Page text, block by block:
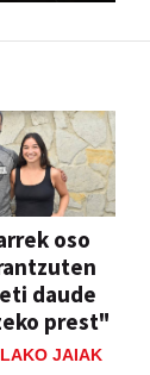
oso
daude
prest"
JAIAK